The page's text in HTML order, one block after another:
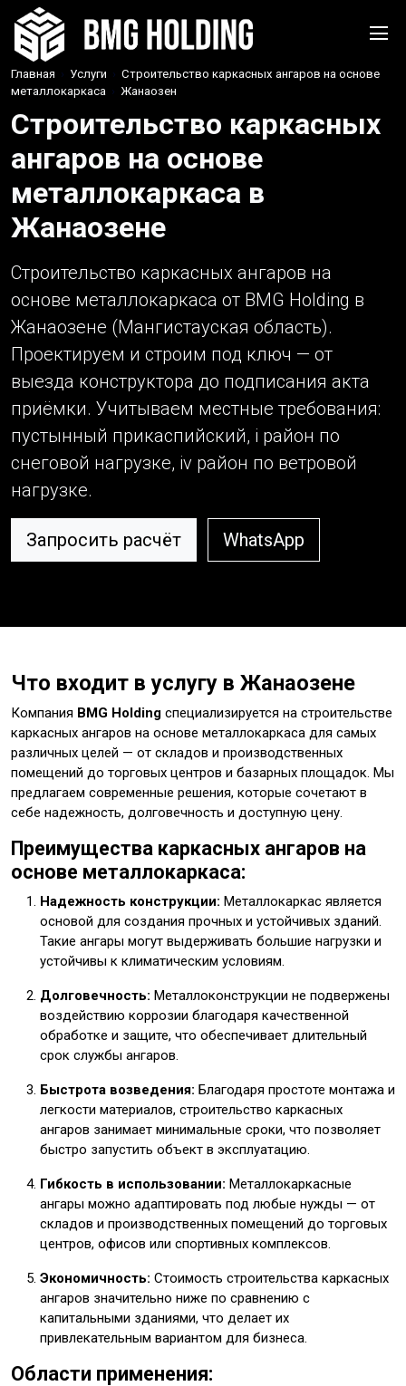
Главная › Услуги › Строительство каркасных ангаров на основе
металлокаркаса › Жанаозен
Строительство каркасных
ангаров на основе
металлокаркаса в
Жанаозене
Строительство каркасных ангаров на
основе металлокаркаса от BMG Holding в
Жанаозене (Мангистауская область).
Проектируем и строим под ключ — от
выезда конструктора до подписания акта
приёмки. Учитываем местные требования:
пустынный прикаспийский, i район по
снеговой нагрузке, iv район по ветровой
нагрузке.
Запросить расчёт WhatsApp
Что входит в услугу в Жанаозене
Компания BMG Holding специализируется на строительстве
каркасных ангаров на основе металлокаркаса для самых
различных целей — от складов и производственных
помещений до торговых центров и базарных площадок. Мы
предлагаем современные решения, которые сочетают в
себе надежность, долговечность и доступную цену.
Преимущества каркасных ангаров на
основе металлокаркаса:
Надежность конструкции: Металлокаркас является
основой для создания прочных и устойчивых зданий.
Такие ангары могут выдерживать большие нагрузки и
устойчивы к климатическим условиям.
Долговечность: Металлоконструкции не подвержены
воздействию коррозии благодаря качественной
обработке и защите, что обеспечивает длительный
срок службы ангаров.
Быстрота возведения: Благодаря простоте монтажа и
легкости материалов, строительство каркасных
ангаров занимает минимальные сроки, что позволяет
быстро запустить объект в эксплуатацию.
Гибкость в использовании: Металлокаркасные
ангары можно адаптировать под любые нужды — от
складов и производственных помещений до торговых
центров, офисов или спортивных комплексов.
Экономичность: Стоимость строительства каркасных
ангаров значительно ниже по сравнению с
капитальными зданиями, что делает их
привлекательным вариантом для бизнеса.
Области применения: